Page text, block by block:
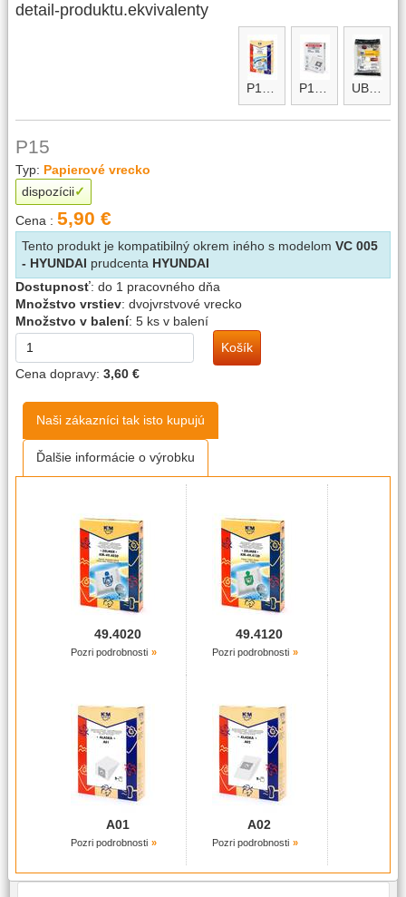
detail-produktu.ekvivalenty
P15micro P15micro maxi UBF micro
P15
Typ: Papierové vrecko
dispozícii
Cena : 5,90 €
Tento produkt je kompatibilný okrem iného s modelom VC 005
- HYUNDAI prudcenta HYUNDAI
Dostupnosť: do 1 pracovného dňa
Množstvo vrstiev: dvojvrstvové vrecko
Množstvo v balení: 5 ks v balení
Košík
Cena dopravy: 3,60 €
Naši zákazníci tak isto kupujú
Ďalšie informácie o výrobku
49.4020
Pozri podrobnosti
49.4120
Pozri podrobnosti
A01
Pozri podrobnosti
A02
Pozri podrobnosti